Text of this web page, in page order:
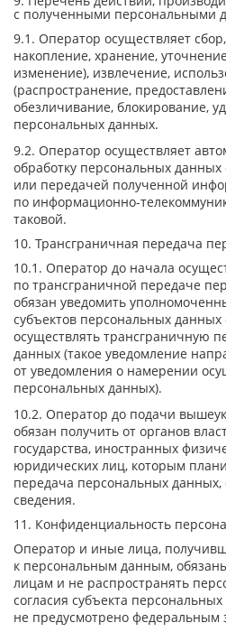
с полученными персональными
9.1. Оператор осуществляет
накопление, хранение,
изменение), извлечение,
(распространение,
обезличивание, блокирование,
персональных данных.
9.2. Оператор осуществляет
обработку персональных
или передачей полученной
по информационно-
таковой.
10. Трансграничная передача
10.1. Оператор до начала
по трансграничной передаче
обязан уведомить
субъектов персональных
осуществлять трансграничную
данных (такое уведомление
от уведомления о намерении
персональных данных).
10.2. Оператор до подачи
обязан получить от органов
государства, иностранных
юридических лиц, которым
передача персональных данных,
сведения.
11. Конфиденциальность
Оператор и иные лица,
к персональным данным,
лицам и не распространять
согласия субъекта
не предусмотрено федеральным